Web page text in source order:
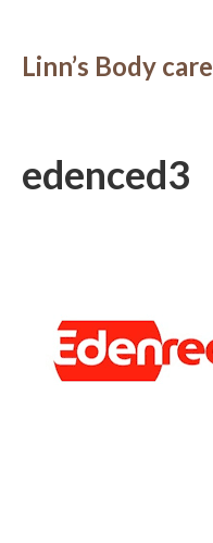
Linn’s Body care
edenced3